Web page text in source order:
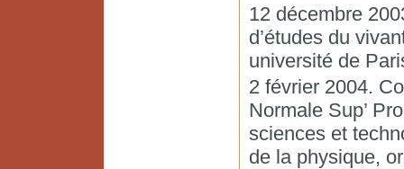
12 décembre
d’études du
université de
2 février 2004.
Normale Sup’
sciences et
de la physique,